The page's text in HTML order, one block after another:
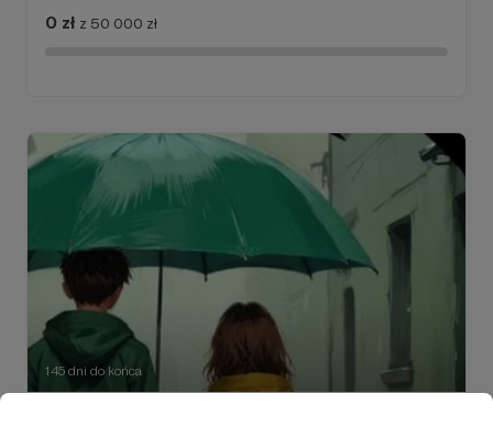
0 zł z 50 000 zł
145 dni do końca